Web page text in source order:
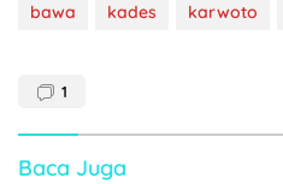
bawa kades karwoto
1
Baca Juga